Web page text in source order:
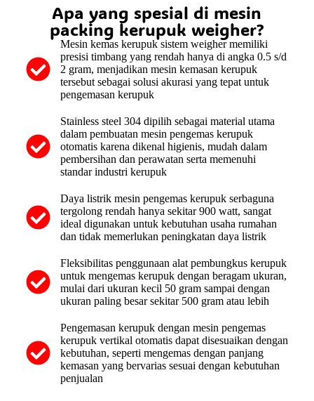
Apa yang spesial di mesin
packing kerupuk weigher?
Mesin kemas kerupuk sistem weigher memiliki
presisi timbang yang rendah hanya di angka 0.5 s/d
2 gram, menjadikan mesin kemasan kerupuk
tersebut sebagai solusi akurasi yang tepat untuk
pengemasan kerupuk
Stainless steel 304 dipilih sebagai material utama
dalam pembuatan mesin pengemas kerupuk
otomatis karena dikenal higienis, mudah dalam
pembersihan dan perawatan serta memenuhi
standar industri kerupuk
Daya listrik mesin pengemas kerupuk serbaguna
tergolong rendah hanya sekitar 900 watt, sangat
ideal digunakan untuk kebutuhan usaha rumahan
dan tidak memerlukan peningkatan daya listrik
Fleksibilitas penggunaan alat pembungkus kerupuk
untuk mengemas kerupuk dengan beragam ukuran,
mulai dari ukuran kecil 50 gram sampai dengan
ukuran paling besar sekitar 500 gram atau lebih
Pengemasan kerupuk dengan mesin pengemas
kerupuk vertikal otomatis dapat disesuaikan dengan
kebutuhan, seperti mengemas dengan panjang
kemasan yang bervarias sesuai dengan kebutuhan
penjualan